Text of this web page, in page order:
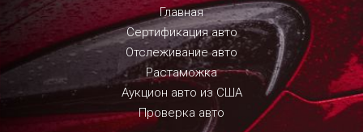
Главная
Сертификация авто
Отслеживание авто
Растаможка
Аукцион авто из США
Проверка авто